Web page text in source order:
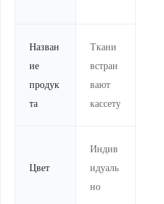
Назван
ие
продук
та
Ткани
встраи
вают
кассету
Цвет
Индив
идуаль
но